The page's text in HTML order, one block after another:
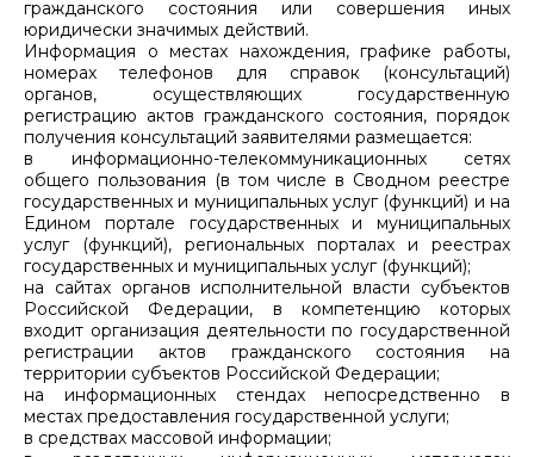
гражданского состояния или совершения иных
юридически значимых действий.
Информация о местах нахождения, графике работы,
номерах телефонов для справок (консультаций)
органов, осуществляющих государственную
регистрацию актов гражданского состояния, порядок
получения консультаций заявителями размещается:
в информационно-телекоммуникационных сетях
общего пользования (в том числе в Сводном реестре
государственных и муниципальных услуг (функций) и на
Едином портале государственных и муниципальных
услуг (функций), региональных порталах и реестрах
государственных и муниципальных услуг (функций);
на сайтах органов исполнительной власти субъектов
Российской Федерации, в компетенцию которых
входит организация деятельности по государственной
регистрации актов гражданского состояния на
территории субъектов Российской Федерации;
на информационных стендах непосредственно в
местах предоставления государственной услуги;
в средствах массовой информации;